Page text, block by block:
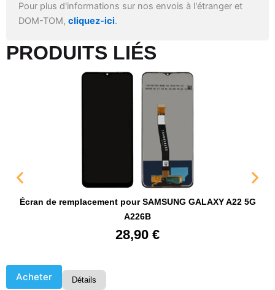
Pour plus d'informations sur nos envois à l'étranger et
DOM-TOM, cliquez-ici.
PRODUITS LIÉS​
Écran de remplacement pour SAMSUNG GALAXY A22 5G
A226B
28,90 €
Acheter Détails